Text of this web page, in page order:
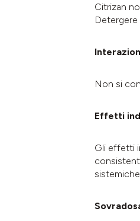
Citrizan
Detergere
Non si
Effetti
Gli effetti